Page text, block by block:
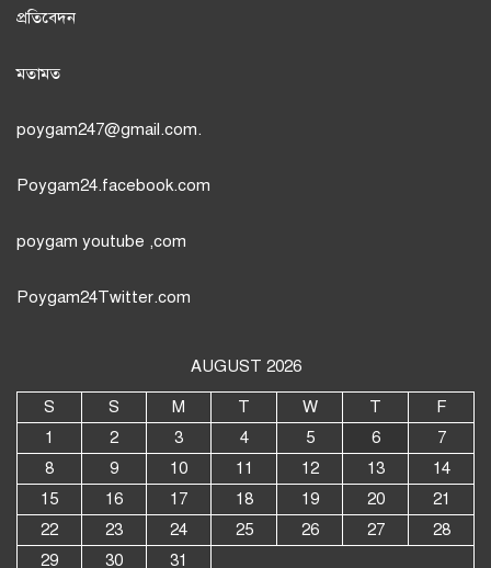
প্রতিবেদন
মতামত
poygam247@gmail.com.
Poygam24.facebook.com
poygam youtube ,com
Poygam24Twitter.com
AUGUST 2026
S S M T W T
F
1
2 3 4 5 6
7
8
9 10 11 12 13
14
15
16 17 18 19 20
21
22
23 24 25 26 27
28
29
30 31